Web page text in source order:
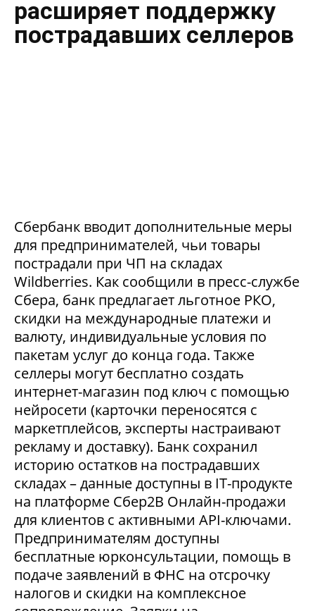
расширяет поддержку
пострадавших селлеров
Сбербанк вводит дополнительные меры
для предпринимателей, чьи товары
пострадали при ЧП на складах
Wildberries. Как сообщили в пресс-службе
Сбера, банк предлагает льготное РКО,
скидки на международные платежи и
валюту, индивидуальные условия по
пакетам услуг до конца года. Также
селлеры могут бесплатно создать
интернет-магазин под ключ с помощью
нейросети (карточки переносятся с
маркетплейсов, эксперты настраивают
рекламу и доставку). Банк сохранил
историю остатков на пострадавших
складах – данные доступны в IT-продукте
на платформе Сбер2В Онлайн-продажи
для клиентов с активными API-ключами.
Предпринимателям доступны
бесплатные юрконсультации, помощь в
подаче заявлений в ФНС на отсрочку
налогов и скидки на комплексное